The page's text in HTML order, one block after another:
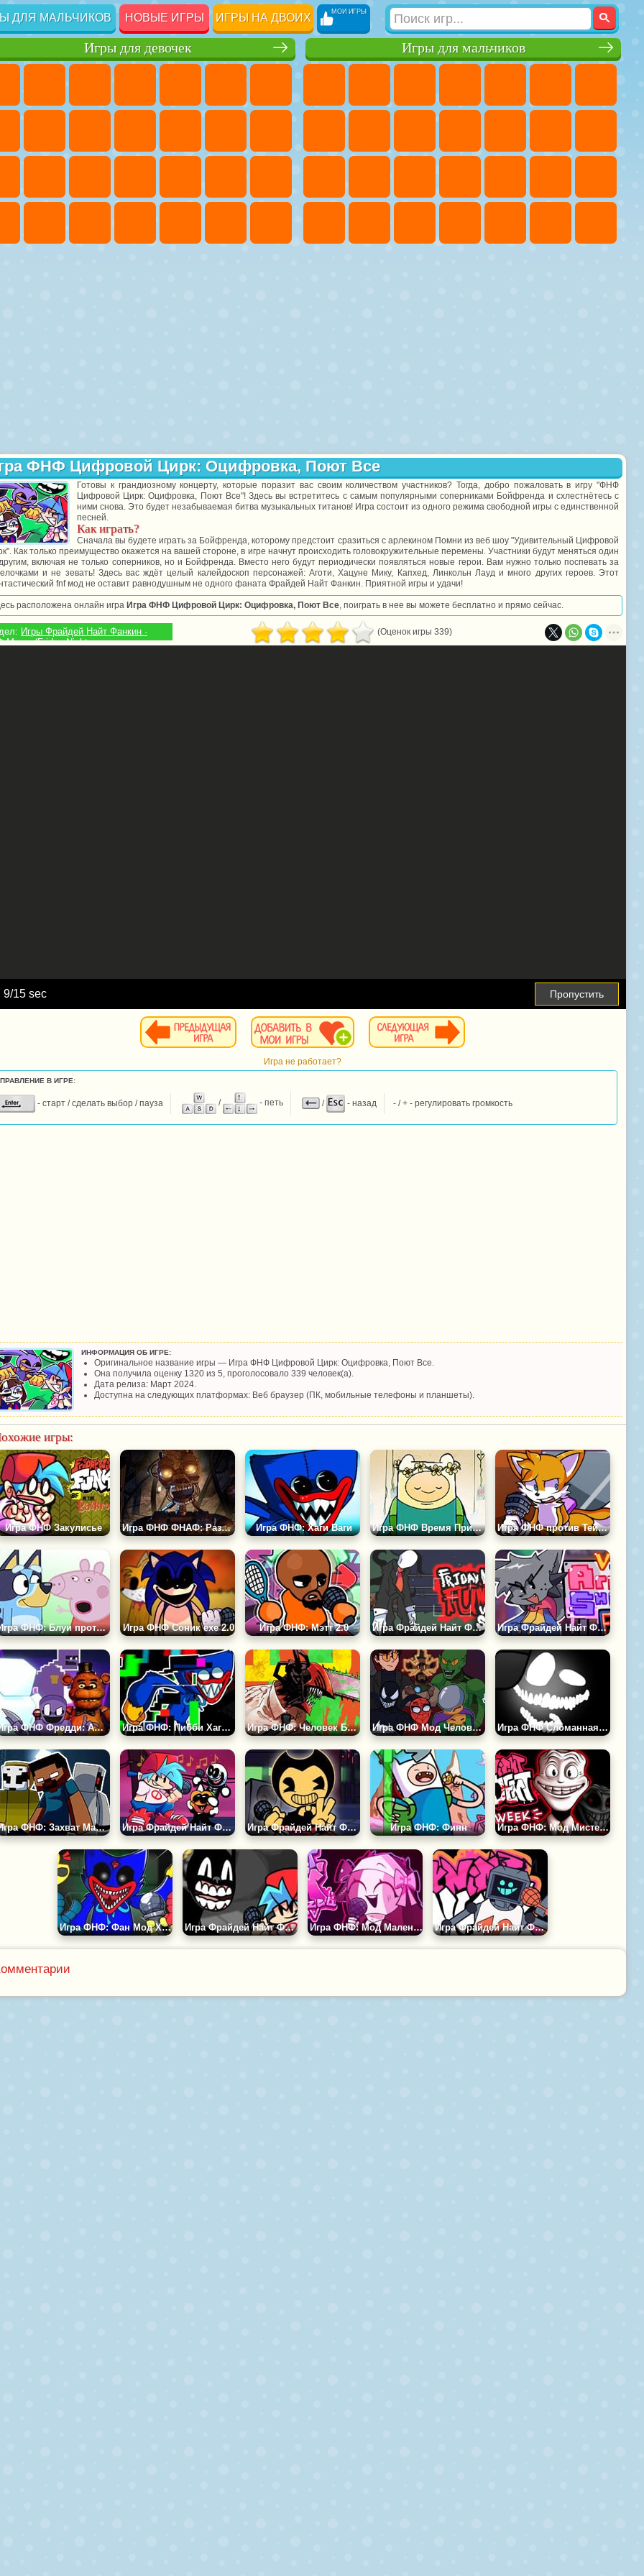
ДЛЯ МАЛЬЧИКОВ НОВЫЕ ИГРЫ ИГРЫ НА ДВОИХ МОИ ИГРЫ
Игры для мальчиков
Игры для девочек
ФНФ Цифровой Цирк: Оцифровка, Поют Все
Готовы к грандиозному концерту, которые поразит вас своим количеством участников? Тогда, добро пожаловать в игру "ФНФ
Цифровой Цирк: Оцифровка, Поют Все"! Здесь вы встретитесь с самым популярными соперниками Бойфренда и схлестнётесь с
ними снова. Это будет незабываемая битва музыкальных титанов! Игра состоит из одного режима свободной игры с единственной
песней.
Как играть?
Сначала вы будете играть за Бойфренда, которому предстоит сразиться с арлекином Помни из веб шоу "Удивительный Цифровой
Как только преимущество окажется на вашей стороне, в игре начнут происходить головокружительные перемены. Участники будут меняться один
включая не только соперников, но и Бойфренда. Вместо него будут периодически появляться новые герои. Вам нужно только поспевать за
и не зевать! Здесь вас ждёт целый калейдоскоп персонажей: Аготи, Хацуне Мику, Капхед, Линкольн Лауд и много других героев. Этот
fnf мод не оставит равнодушным не одного фаната Фрайдей Найт Фанкин. Приятной игры и удачи!
расположена онлайн игра Игра ФНФ Цифровой Цирк: Оцифровка, Поют Все, поиграть в нее вы можете бесплатно и прямо сейчас.
Игры Фрайдей Найт Фанкин ·
Моды (Friday Night
(Оценок игры 339)
10/15 sec Пропустить
Игра не работает?
В ИГРЕ:
- старт / сделать выбор / пауза / - петь / - назад - / + - регулировать громкость
ИНФОРМАЦИЯ ОБ ИГРЕ:
Оригинальное название игры — Игра ФНФ Цифровой Цирк: Оцифровка, Поют Все.
Она получила оценку 1320 из 5, проголосовало 339 человек(а).
Дата релиза: Март 2024.
Доступна на следующих платформах: Веб браузер (ПК, мобильные телефоны и планшеты).
игры:
Игра ФНФ Закулисье Игра ФНФ ФНАФ: Разрушенный Шанс Игра ФНФ: Хаги Ваги Игра ФНФ Время Приключений: Мы Пойдём с Тобой Игра ФНФ против Тейлза: Тёмный Дневник
Игра ФНФ: Блуи против Свинки Пеппы Игра ФНФ Cоник ехе 2.0 Игра ФНФ: Мэтт 2.0 Игра Фрайдей Найт Фанкин (ФНФ): Слендермен Игра Фрайдей Найт Фанкин: Капи
Игра ФНФ Фредди: Афтон Игра ФНФ: Пибби Хаги Ваги Игра ФНФ: Человек Бензопила Игра ФНФ Мод Человек Паук 2 Игра ФНФ Сломанная Реальность 3
Игра ФНФ: Захват Майнкрафт Игра Фрайдей Найт Фанкин: Найди Ноты Игра Фрайдей Найт Фанкин: Бенди Игра ФНФ: Финн Игра ФНФ: Мод Мистер Трололо
Игра ФНФ: Фан Мод Хаги Ваги Игра Фрайдей Найт Фанкин: Мультяшный Кот Игра ФНФ: Мод Маленькая Сарвенте Игра Фрайдей Найт Фанкин: Хекс